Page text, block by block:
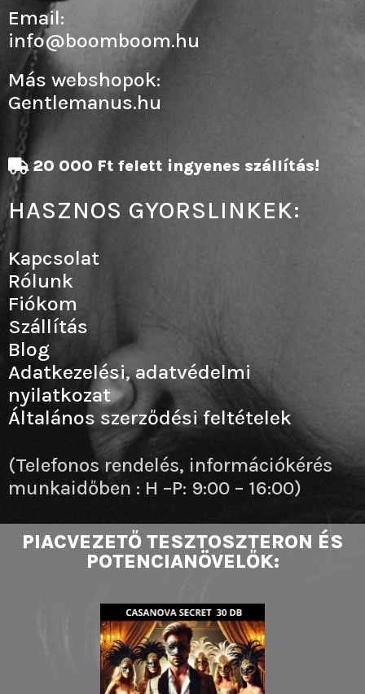
PIACVEZETŐ TESZTOSZTERON ÉS
POTENCIANÖVELŐK:
20 000 Ft felett ingyenes szállítás!
HASZNOS GYORSLINKEK:
Kapcsolat
Rólunk
Fiókom
Szállítás
Blog
Adatkezelési, adatvédelmi
nyilatkozat
Általános szerződési feltételek
(Telefonos rendelés, információkérés
munkaidőben : H –P: 9:00 – 16:00)
Email:
info@boomboom.hu
Más webshopok:
Gentlemanus.hu